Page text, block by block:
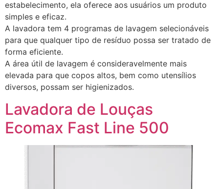
estabelecimento, ela oferece aos usuários um produto
simples e eficaz.
A lavadora tem 4 programas de lavagem selecionáveis
para que qualquer tipo de resíduo possa ser tratado de
forma eficiente.
A área útil de lavagem é consideravelmente mais
elevada para que copos altos, bem como utensílios
diversos, possam ser higienizados.
Lavadora de Louças
Ecomax Fast Line 500